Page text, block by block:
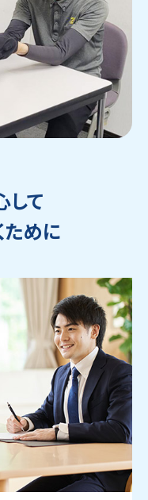
フリーダイヤル
0120-1212-25
して
ために